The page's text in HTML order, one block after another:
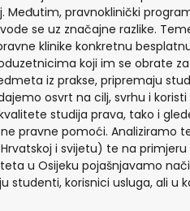
Međutim, pravnoklinički
se uz značajne razlike.
klinike konkretnu
koji im se obrate
iz prakse, pripremaju
osvrt na cilj, svrhu i
studija prava, tako i
pravne pomoći. Analiziramo
i svijetu) te na
u Osijeku pojašnjavamo
studenti, korisnici usluga, ali u